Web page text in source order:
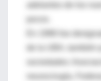
adelantos de los
En 1986 fue
sociedades:
neurocirugía,